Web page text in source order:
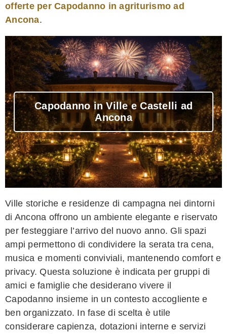
offerte per Capodanno in agriturismo ad
Ancona.
Capodanno in Ville e Castelli ad
Ancona
Ville storiche e residenze di campagna nei dintorni
di Ancona offrono un ambiente elegante e riservato
per festeggiare l’arrivo del nuovo anno. Gli spazi
ampi permettono di condividere la serata tra cena,
musica e momenti conviviali, mantenendo comfort e
privacy. Questa soluzione è indicata per gruppi di
amici e famiglie che desiderano vivere il
Capodanno insieme in un contesto accogliente e
ben organizzato. In fase di scelta è utile
considerare capienza, dotazioni interne e servizi